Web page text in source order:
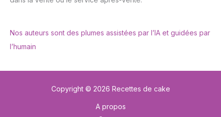
Nos auteurs sont des plumes assistées par l’IA et guidées par
l’humain
Copyright © 2026 Recettes de cake
A propos